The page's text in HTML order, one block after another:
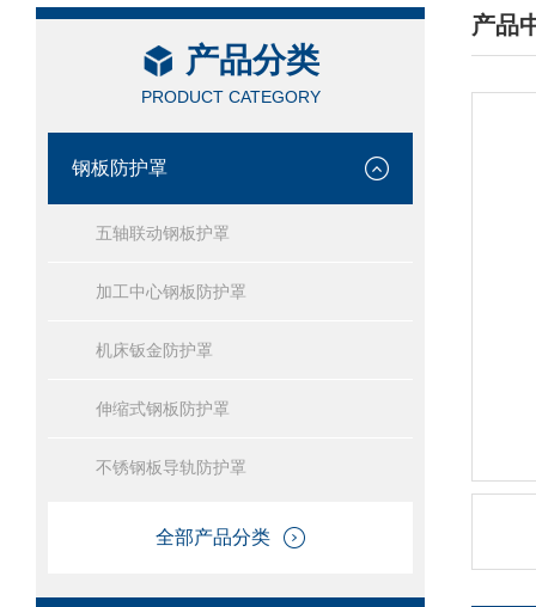
产品分类
PRODUCT CATEGORY
钢板防护罩
五轴联动钢板护罩
加工中心钢板防护罩
机床钣金防护罩
伸缩式钢板防护罩
不锈钢板导轨防护罩
全部产品分类
产品
/